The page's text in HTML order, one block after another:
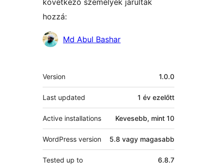
következő személyek járultak
hozzá:
Közreműködők
Md Abul Bashar
Meta
Version 1.0.0
Last updated 1 év ezelőtt
Active installations Kevesebb, mint 10
WordPress version 5.8 vagy magasabb
Tested up to 6.8.7